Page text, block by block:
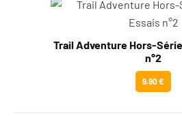
Trail Adventure Hors-
n°2
9.90 €